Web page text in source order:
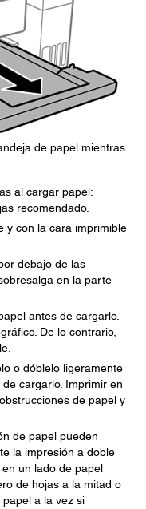
de papel mientras
al cargar papel:
recomendado.
y con la cara imprimible
debajo de las
en la parte
antes de cargarlo.
De lo contrario,
o dóblelo ligeramente
cargarlo. Imprimir en
de papel y
de papel pueden
la impresión a doble
un lado de papel
de hojas a la mitad o
a la vez si